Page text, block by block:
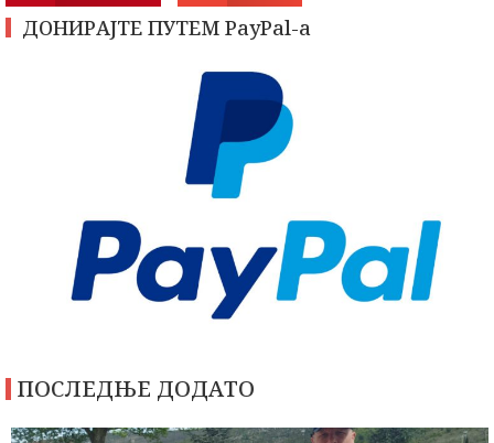
ДОНИРАЈТЕ ПУТЕМ PayPal-a
ПОСЛЕДЊЕ ДОДАТО